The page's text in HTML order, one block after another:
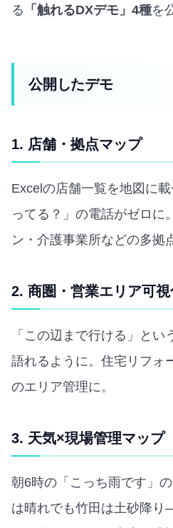
る 「触れるDXデモ」4種を
公開したデモ
1. 店舗・拠点マップ
Excelの店舗一覧を地図に
ってる？」の電話がゼロに
ン・介護事業所などの多拠
2. 商圏・営業エリア可視
「この辺まで行ける」と
語れるように。住宅リフォ
のエリア管理に。
3. 天気×現場管理マップ
朝6時の「こっち雨です」
は晴れでも竹田は土砂降